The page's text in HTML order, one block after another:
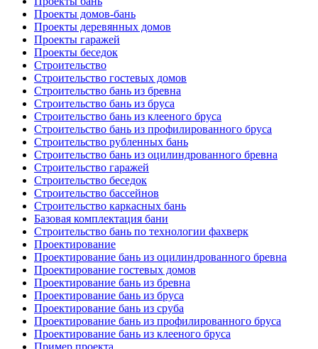
Проекты домов-бань
Проекты деревянных домов
Проекты гаражей
Проекты беседок
Строительство
Строительство гостевых домов
Строительство бань из бревна
Строительство бань из бруса
Строительство бань из клееного бруса
Строительство бань из профилированного бруса
Строительство рубленных бань
Строительство бань из оцилиндрованного бревна
Строительство гаражей
Строительство беседок
Строительство бассейнов
Строительство каркасных бань
Базовая комплектация бани
Строительство бань по технологии фахверк
Проектирование
Проектирование бань из оцилиндрованного бревна
Проектирование гостевых домов
Проектирование бань из бревна
Проектирование бань из бруса
Проектирование бань из сруба
Проектирование бань из профилированного бруса
Проектирование бань из клееного бруса
Пример проекта